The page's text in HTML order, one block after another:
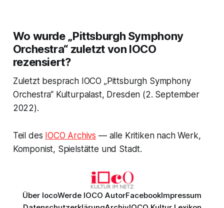
Wo wurde „Pittsburgh Symphony
Orchestra“ zuletzt von IOCO
rezensiert?
Zuletzt besprach IOCO „Pittsburgh Symphony
Orchestra“ Kulturpalast, Dresden (2. September
2022).
Teil des IOCO Archivs — alle Kritiken nach Werk,
Komponist, Spielstätte und Stadt.
Über IocoWerde IOCO AutorFacebookImpressum